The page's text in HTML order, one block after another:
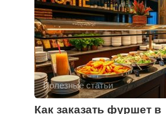
Полезные статьи
Как заказать фуршет в